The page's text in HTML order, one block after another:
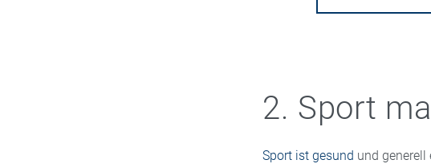
2. Sport
Sport ist gesund und